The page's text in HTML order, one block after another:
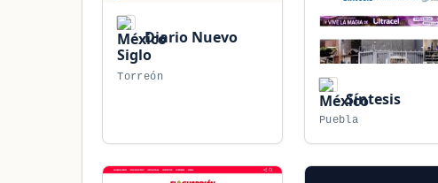
Diario Nuevo
Siglo
Torreón
Síntesis
Puebla